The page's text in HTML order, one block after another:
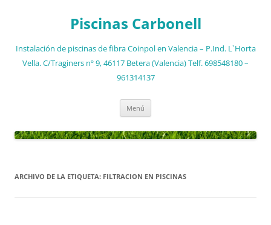
Piscinas Carbonell
Instalación de piscinas de fibra Coinpol en Valencia – P.Ind. L`Horta
Vella. C/Traginers nº 9, 46117 Betera (Valencia) Telf. 698548180 –
961314137
Menú
ARCHIVO DE LA ETIQUETA: FILTRACION EN PISCINAS